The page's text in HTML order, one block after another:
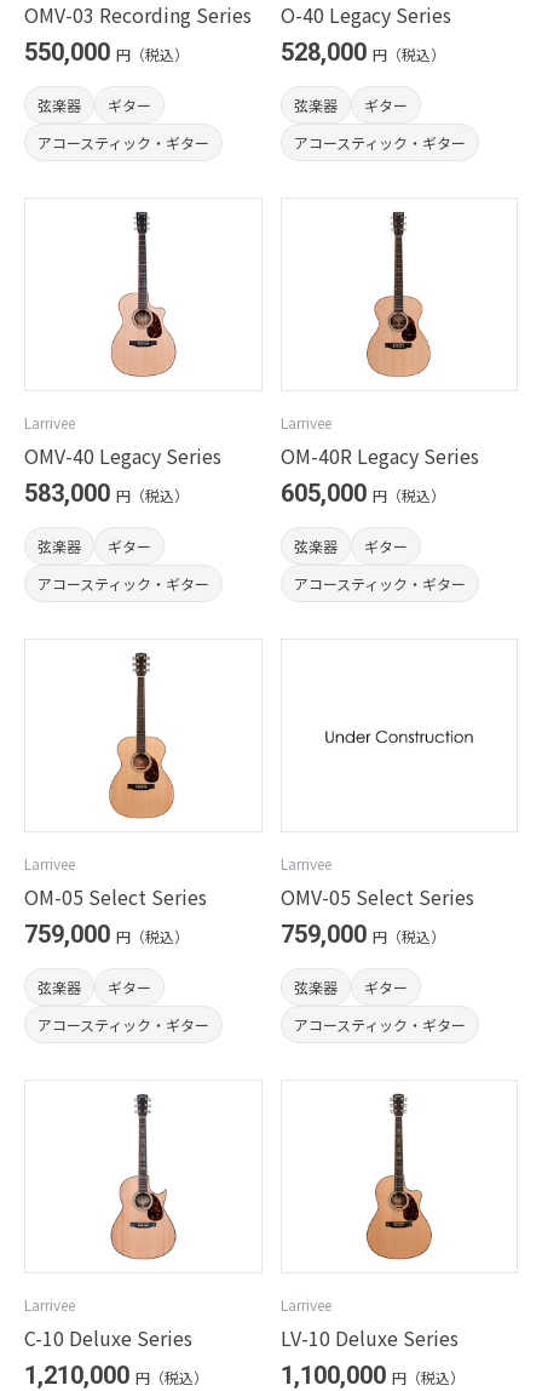
OMV-03 Recording Series
550,000 円（税込）
弦楽器
ギター
アコースティック・ギター
O-40 Legacy Series
528,000 円（税込）
弦楽器
ギター
アコースティック・ギター
Larrivee
OMV-40 Legacy Series
583,000 円（税込）
弦楽器
ギター
アコースティック・ギター
Larrivee
OM-40R Legacy Series
605,000 円（税込）
弦楽器
ギター
アコースティック・ギター
Larrivee
OM-05 Select Series
759,000 円（税込）
弦楽器
ギター
アコースティック・ギター
Larrivee
OMV-05 Select Series
759,000 円（税込）
弦楽器
ギター
アコースティック・ギター
Larrivee
C-10 Deluxe Series
1,210,000 円（税込）
Larrivee
LV-10 Deluxe Series
1,100,000 円（税込）